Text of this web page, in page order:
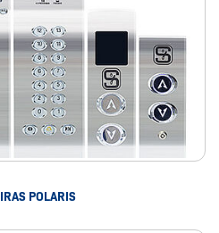
POLARIS